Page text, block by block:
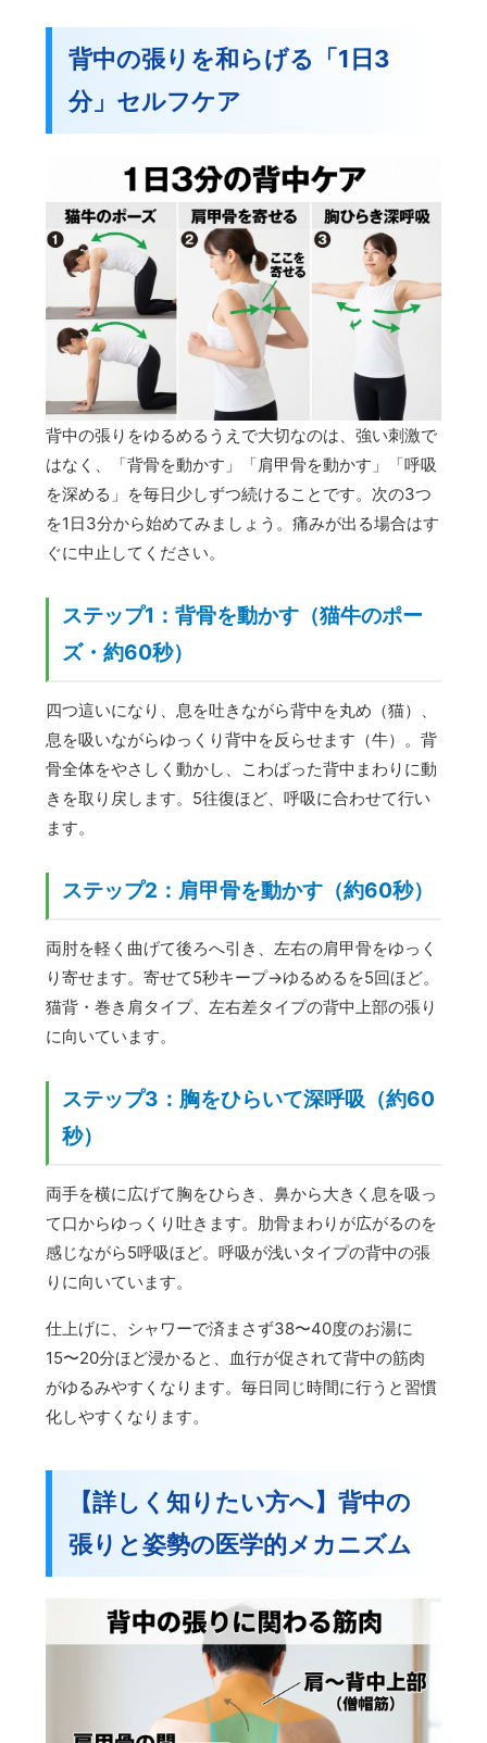
背中の張りを和らげる「1日3
分」セルフケア
背中の張りをゆるめるうえで大切なのは、強い刺激で
はなく、「背骨を動かす」「肩甲骨を動かす」「呼吸
を深める」を毎日少しずつ続けることです。次の3つ
を1日3分から始めてみましょう。痛みが出る場合はす
ぐに中止してください。
ステップ1：背骨を動かす（猫牛のポー
ズ・約60秒）
四つ這いになり、息を吐きながら背中を丸め（猫）、
息を吸いながらゆっくり背中を反らせます（牛）。背
骨全体をやさしく動かし、こわばった背中まわりに動
きを取り戻します。5往復ほど、呼吸に合わせて行い
ます。
ステップ2：肩甲骨を動かす（約60秒）
両肘を軽く曲げて後ろへ引き、左右の肩甲骨をゆっく
り寄せます。寄せて5秒キープ→ゆるめるを5回ほど。
猫背・巻き肩タイプ、左右差タイプの背中上部の張り
に向いています。
ステップ3：胸をひらいて深呼吸（約60
秒）
両手を横に広げて胸をひらき、鼻から大きく息を吸っ
て口からゆっくり吐きます。肋骨まわりが広がるのを
感じながら5呼吸ほど。呼吸が浅いタイプの背中の張
りに向いています。
仕上げに、シャワーで済まさず38〜40度のお湯に
15〜20分ほど浸かると、血行が促されて背中の筋肉
がゆるみやすくなります。毎日同じ時間に行うと習慣
化しやすくなります。
【詳しく知りたい方へ】背中の
張りと姿勢の医学的メカニズム